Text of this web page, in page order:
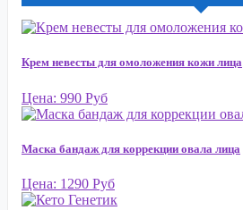
Крем невесты для омоложения кожи лица
Цена: 990 Руб
Маска бандаж для коррекции овала лица
Цена: 1290 Руб